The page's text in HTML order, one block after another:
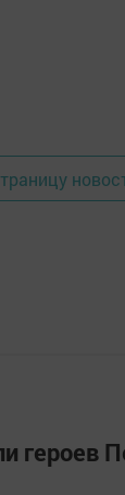
героев